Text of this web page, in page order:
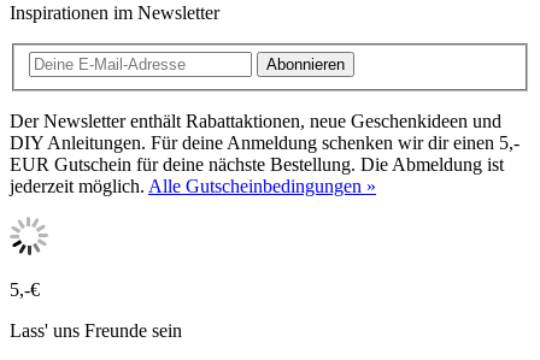
Inspirationen im Newsletter
Abonnieren
Der Newsletter enthält Rabattaktionen, neue Geschenkideen und
DIY Anleitungen. Für deine Anmeldung schenken wir dir einen 5,-
EUR Gutschein für deine nächste Bestellung. Die Abmeldung ist
jederzeit möglich. Alle Gutscheinbedingungen »
5,-€
Lass' uns Freunde sein